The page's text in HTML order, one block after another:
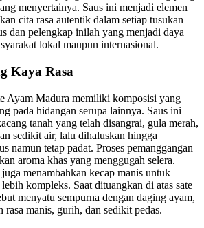
menyertainya. Saus ini menjadi elemen
cita rasa autentik dalam setiap tusukan
dan pelengkap inilah yang menjadi daya
lokal maupun internasional.
Kaya Rasa
Ayam Madura memiliki komposisi yang
pada hidangan serupa lainnya. Saus ini
tanah yang telah disangrai, gula merah,
sedikit air, lalu dihaluskan hingga
namun tetap padat. Proses pemanggangan
aroma khas yang menggugah selera.
menambahkan kecap manis untuk
kompleks. Saat dituangkan di atas sate
menyatu sempurna dengan daging ayam,
rasa manis, gurih, dan sedikit pedas.